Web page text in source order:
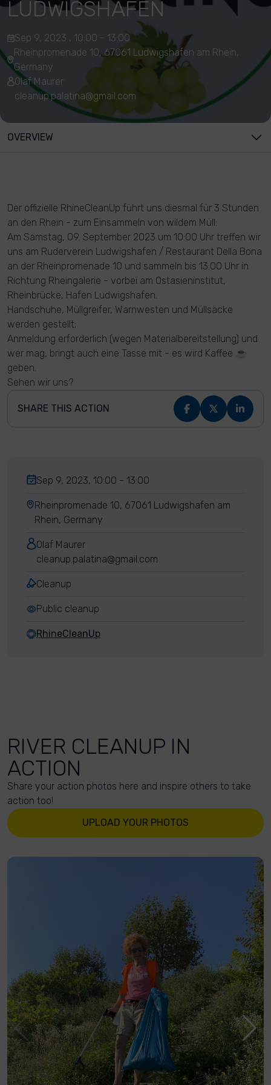
LUDWIGSHAFEN
Sep 9, 2023 , 10:00 - 13:00
Rheinpromenade 10, 67061 Ludwigshafen am Rhein,
Germany
Olaf Maurer
cleanup.palatina@gmail.com
OVERVIEW
Der offizielle RhineCleanUp führt uns diesmal für 3 Stunden
an den Rhein - zum Einsammeln von wildem Müll:
Am Samstag, 09. September 2023 um 10:00 Uhr treffen wir
uns am Ruderverein Ludwigshafen / Restaurant Della Bona
an der Rheinpromenade 10 und sammeln bis 13:00 Uhr in
Richtung Rheingalerie - vorbei am Ostasieninstitut,
Rheinbrücke, Hafen Ludwigshafen.
Handschuhe, Müllgreifer, Warnwesten und Müllsäcke
werden gestellt;
Anmeldung erforderlich (wegen Materialbereitstellung) und
wer mag, bringt auch eine Tasse mit - es wird Kaffee ☕️
geben.
Sehen wir uns?
SHARE THIS ACTION
Sep 9, 2023, 10:00 - 13:00
Rheinpromenade 10, 67061 Ludwigshafen am
Rhein, Germany
Olaf Maurer
cleanup.palatina@gmail.com
Cleanup
Public cleanup
RhineCleanUp
RIVER CLEANUP IN
ACTION
Share your action photos here and inspire others to take
action too!
UPLOAD YOUR PHOTOS